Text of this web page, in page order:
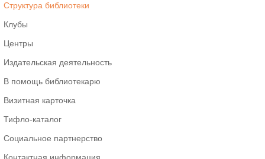
Структура библиотеки
Клубы
Центры
Издательская деятельность
В помощь библиотекарю
Визитная карточка
Тифло-каталог
Социальное партнерство